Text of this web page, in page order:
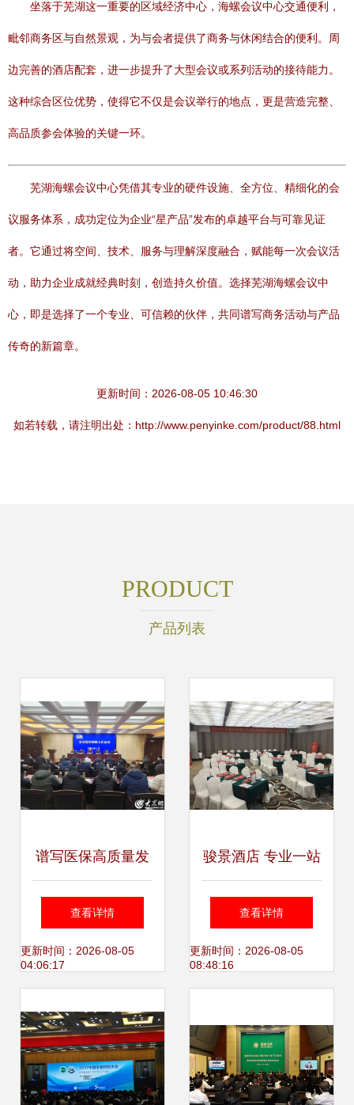
坐落于芜湖这一重要的区域经济中心，海螺会议中心交通便利，
毗邻商务区与自然景观，为与会者提供了商务与休闲结合的便利。周
边完善的酒店配套，进一步提升了大型会议或系列活动的接待能力。
这种综合区位优势，使得它不仅是会议举行的地点，更是营造完整、
高品质参会体验的关键一环。
芜湖海螺会议中心凭借其专业的硬件设施、全方位、精细化的会
议服务体系，成功定位为企业“星产品”发布的卓越平台与可靠见证
者。它通过将空间、技术、服务与理解深度融合，赋能每一次会议活
动，助力企业成就经典时刻，创造持久价值。选择芜湖海螺会议中
心，即是选择了一个专业、可信赖的伙伴，共同谱写商务活动与产品
传奇的新篇章。
更新时间：2026-08-05 10:46:30
如若转载，请注明出处：http://www.penyinke.com/product/88.html
PRODUCT
产品列表
谱写医保高质量发
展新篇章——济宁
市医疗保障工作会
查看详情
更新时间：2026-08-05
04:06:17
骏景酒店 专业一站
式会议服务，完美
会务新选择
查看详情
更新时间：2026-08-05
08:48:16